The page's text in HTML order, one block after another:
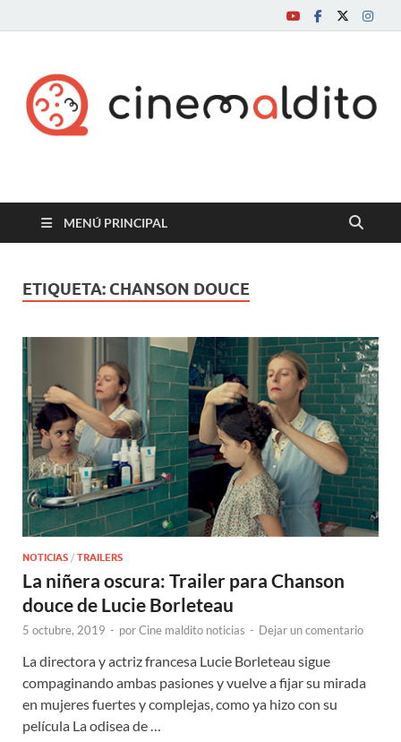
Cine maldito
MENÚ PRINCIPAL
ETIQUETA: CHANSON DOUCE
NOTICIAS / TRAILERS
La niñera oscura: Trailer para Chanson
douce de Lucie Borleteau
5 octubre, 2019 - porCine maldito noticias - Dejar un comentario
La directora y actriz francesa Lucie Borleteau sigue
compaginando ambas pasiones y vuelve a fijar su mirada
en mujeres fuertes y complejas, como ya hizo con su
película La odisea de …